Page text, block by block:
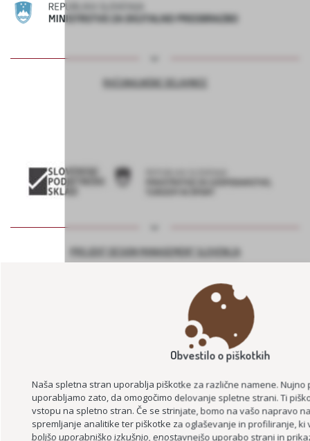
RAČUNALNIŠKE DELAVNICE
PROJEKT DESIGN MANAGEMENT SLOVENIJA
BEECOMMUNITY – SKUPNOST S ČEBELAMI IN NARAVO
KULINARIKA NAŠIH BABIC
ZDRAVILNA NARAVA SLOVENSKIH GORIC – NARAVA, ZDRAVJE, SKUPNO
Obvestilo o piškotkih
Naša spletna stran uporablja piškotke za različne namene. Nujno
uporabljamo zato, da omogočimo delovanje spletne strani. Ti
vstopu na spletno stran. Če se strinjate, bomo na vašo napravo
spremljanje analitike ter piškotke za oglaševanje in profiliranje, ki
boljšo uporabniško izkušnjo, enostavnejšo uporabo strani in